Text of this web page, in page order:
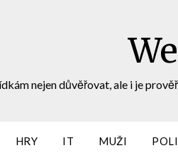
nejen důvěřovat, ale i je
HRY IT MUŽI